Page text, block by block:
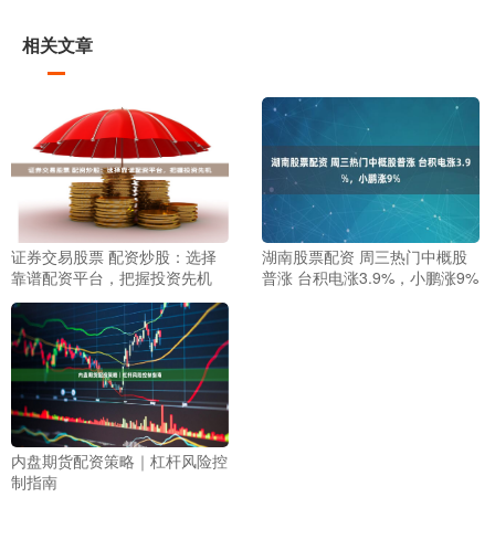
相关文章
证券交易股票 配资炒股：选择
靠谱配资平台，把握投资先机
湖南股票配资 周三热门中概股
普涨 台积电涨3.9%，小鹏涨9%
内盘期货配资策略｜杠杆风险控
制指南